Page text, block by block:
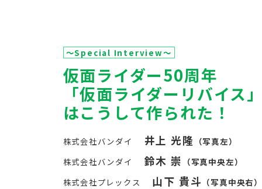
～Special Interview～
仮面ライダー50周年
「仮面ライダーリバイス
はこうして作られた！
株式会社バンダイ 井上 光隆 （写真左）
株式会社バンダイ
鈴木 崇 （写真中央左）
株式会社プレックス
山下 貴斗 （写真中央右）